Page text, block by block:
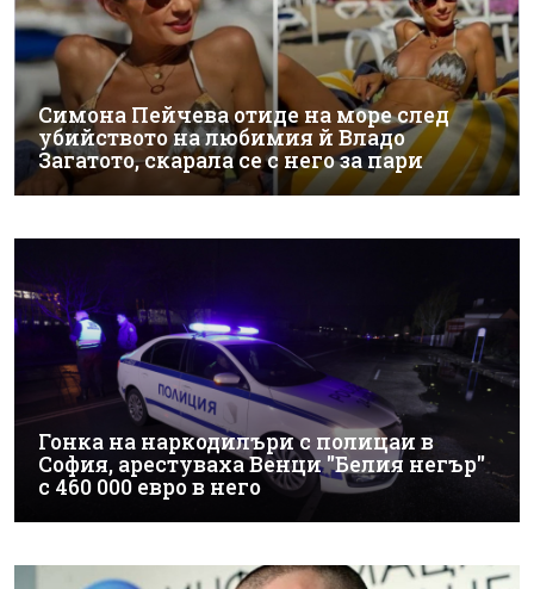
Симона Пейчева отиде на море след
убийството на любимия й Владо
Загатото, скарала се с него за пари
Гонка на наркодилъри с полицаи в
София, арестуваха Венци "Белия негър"
с 460 000 евро в него